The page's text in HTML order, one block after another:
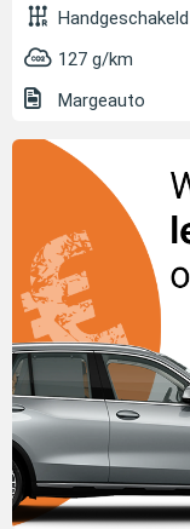
Handgeschakeld
127 g/km
Margeauto